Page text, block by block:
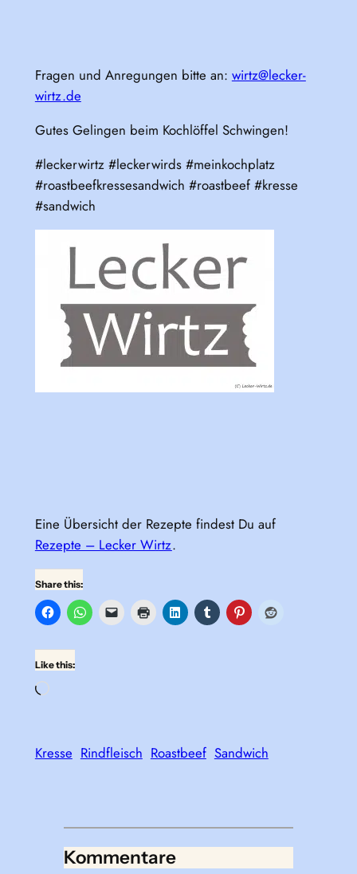
Fragen und Anregungen bitte an: wirtz@lecker-
wirtz.de
Gutes Gelingen beim Kochlöffel Schwingen!
#leckerwirtz #leckerwirds #meinkochplatz
#roastbeefkressesandwich #roastbeef #kresse
#sandwich
Eine Übersicht der Rezepte findest Du auf
Rezepte – Lecker Wirtz.
Share this:
Like this:
Loading…
Kresse Rindfleisch Roastbeef Sandwich
Kommentare